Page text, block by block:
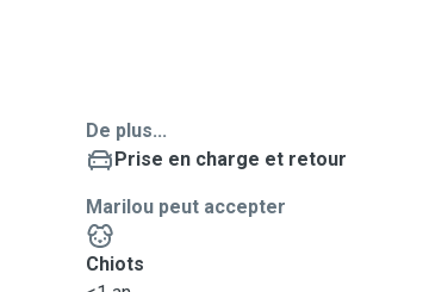
De plus...
Prise en charge et retour
Marilou peut accepter
Chiots